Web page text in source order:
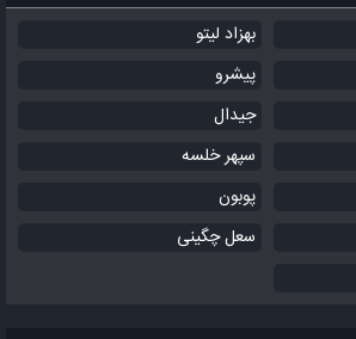
بهزاد لیتو
پیشرو
جیدال
سپهر خلسه
پوبون
سعل چگینی